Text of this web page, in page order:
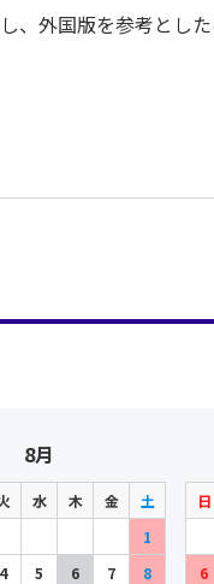
、外国版を参考とし
8月
水 木 金
土
1
4
5 6 7
8
日
6